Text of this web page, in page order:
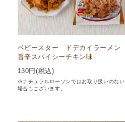
ベビースター ドデカイラーメン
旨辛スパイシーチキン味
130円(税込)
※ナチュラルローソンではお取り扱いのない
場合もございます。